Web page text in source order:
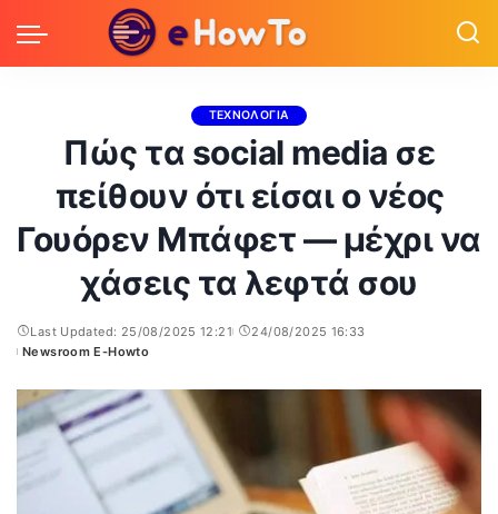
ΤΕΧΝΟΛΟΓΙΑ
Πώς τα social media σε
πείθουν ότι είσαι ο νέος
Γουόρεν Μπάφετ — μέχρι να
χάσεις τα λεφτά σου
Last Updated: 25/08/2025 12:21
24/08/2025 16:33
Posted
Newsroom E-Howto